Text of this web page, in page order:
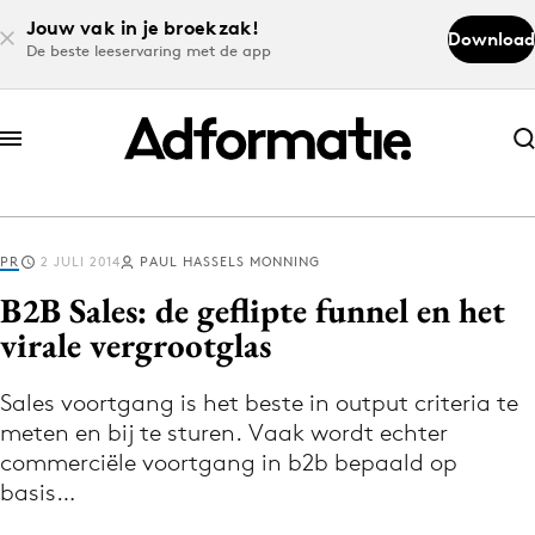
Jouw vak in je broekzak!
De beste leeservaring met de app
Download
Abonneer nu
Abonneer nu
Log in
Download de app
Volg het laatste nieuws via de Adformatie
Nieuws app
PR 2 JULI 2014 PAUL HASSELS MONNING
B2B Sales: de geflipte funnel en het
virale vergrootglas
Sales voortgang is het beste in output criteria te
meten en bij te sturen. Vaak wordt echter
commerciële voortgang in b2b bepaald op
basis…